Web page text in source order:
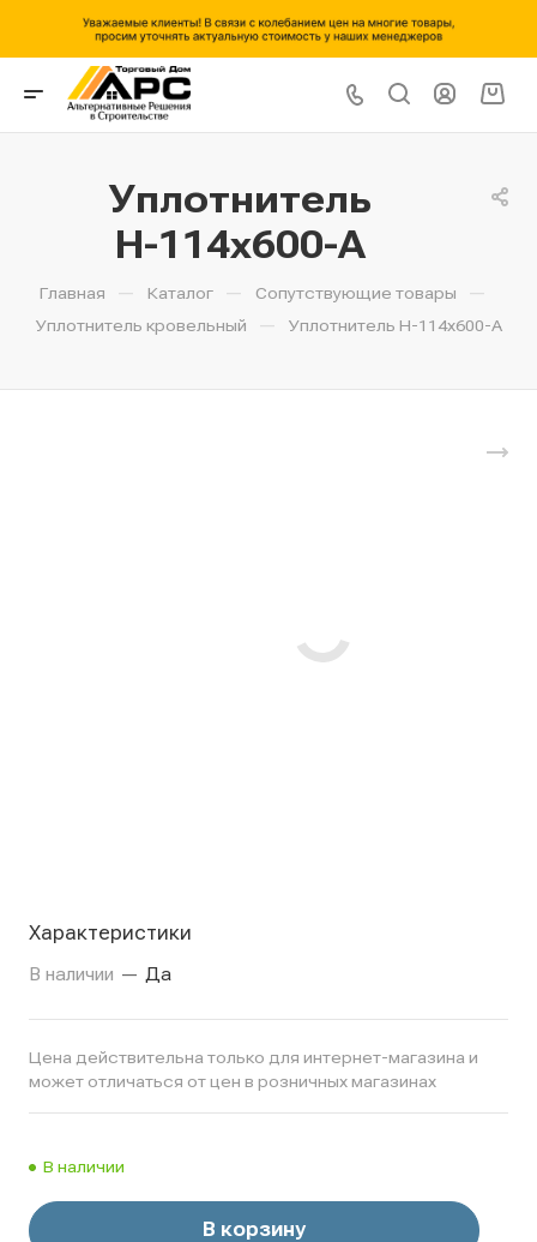
Уплотнитель
Н-114х600-А
Главная — Каталог — Сопутствующие товары —
Уплотнитель кровельный — Уплотнитель Н-114х600-А
Характеристики
В наличии — Да
Цена действительна только для интернет-магазина и
может отличаться от цен в розничных магазинах
В наличии
В корзину